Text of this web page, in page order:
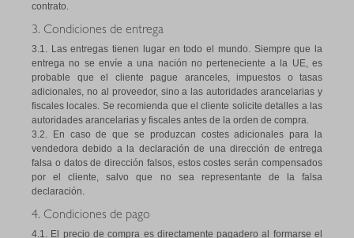
contrato.
3. Condiciones de entrega
3.1. Las entregas tienen lugar en todo el mundo. Siempre que la
entrega no se envíe a una nación no perteneciente a la UE, es
probable que el cliente pague aranceles, impuestos o tasas
adicionales, no al proveedor, sino a las autoridades arancelarias y
fiscales locales. Se recomienda que el cliente solicite detalles a las
autoridades arancelarias y fiscales antes de la orden de compra.
3.2. En caso de que se produzcan costes adicionales para la
vendedora debido a la declaración de una dirección de entrega
falsa o datos de dirección falsos, estos costes serán compensados
por el cliente, salvo que no sea representante de la falsa
declaración.
4. Condiciones de pago
4.1. El precio de compra es directamente pagadero al formarse el